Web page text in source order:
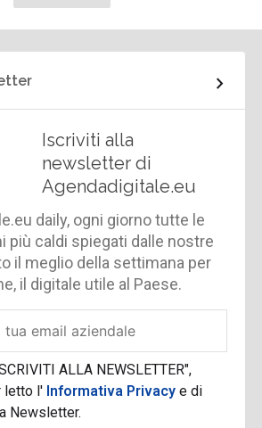
Iscriviti alla
newsletter di
Agendadigitale.eu
daily, ogni giorno tutte le
più caldi spiegati dalle nostre
il meglio della settimana per
il digitale utile al Paese.
ALLA NEWSLETTER",
letto l' Informativa Privacye di
Newsletter.